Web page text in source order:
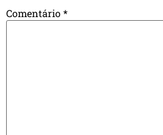
Comentário*